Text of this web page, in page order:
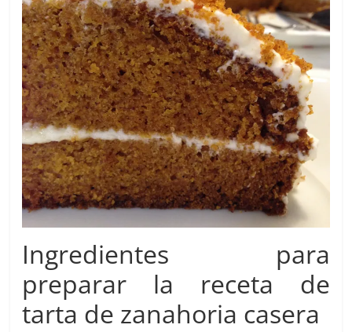
Ingredientes para
preparar la receta de
tarta de zanahoria casera